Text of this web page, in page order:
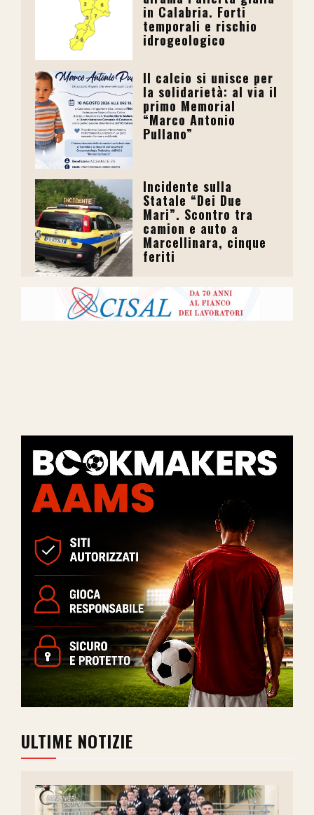
in Calabria. Forti
temporali e rischio
idrogeologico
Il calcio si unisce per
la solidarietà: al via il
primo Memorial
“Marco Antonio
Pullano”
Incidente sulla
Statale “Dei Due
Mari”. Scontro tra
camion e auto a
Marcellinara, cinque
feriti
ULTIME NOTIZIE